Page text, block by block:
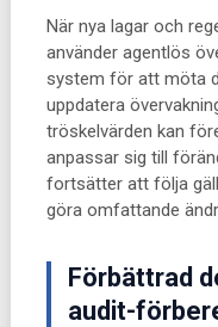
När nya lagar och
använder agentlös
system för att möta
uppdatera
tröskelvärden kan
anpassar sig till
fortsätter att följa
göra omfattande
Förbättrad
audit-